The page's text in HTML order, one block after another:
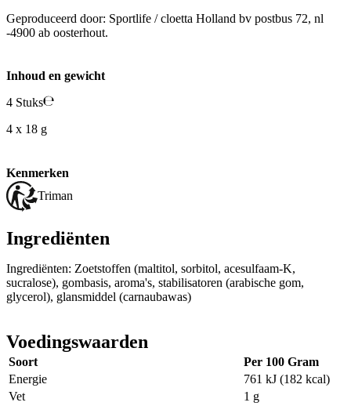
Geproduceerd door: Sportlife / cloetta Holland bv postbus 72, nl
-4900 ab oosterhout.
Inhoud en gewicht
4 Stuks
4 x 18 g
Kenmerken
Triman
Ingrediënten
Ingrediënten: Zoetstoffen (maltitol, sorbitol, acesulfaam-K,
sucralose), gombasis, aroma's, stabilisatoren (arabische gom,
glycerol), glansmiddel (carnaubawas)
Voedingswaarden
Soort
Per 100 Gram
Energie
761 kJ (182 kcal)
Vet
1 g